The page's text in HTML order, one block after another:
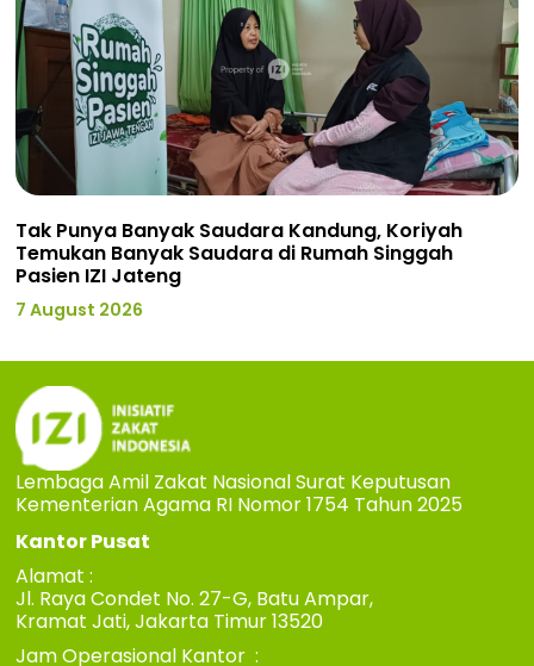
Tak Punya Banyak Saudara Kandung, Koriyah
Temukan Banyak Saudara di Rumah Singgah
Pasien IZI Jateng
7 August 2026
Lembaga Amil Zakat Nasional Surat Keputusan
Kementerian Agama RI Nomor 1754 Tahun 2025
Kantor Pusat
Alamat :
Jl. Raya Condet No. 27-G, Batu Ampar,
Kramat Jati, Jakarta Timur 13520
Jam Operasional Kantor :